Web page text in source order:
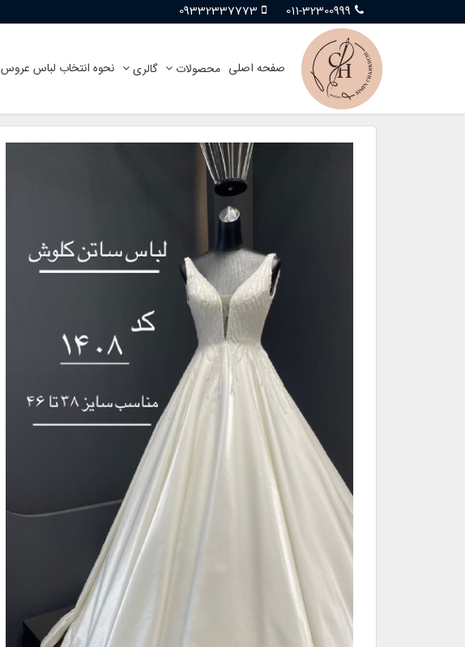
011-32300999
09332337773
صفحه اصلی محصولات گالری نحوه انتخاب لباس عروس